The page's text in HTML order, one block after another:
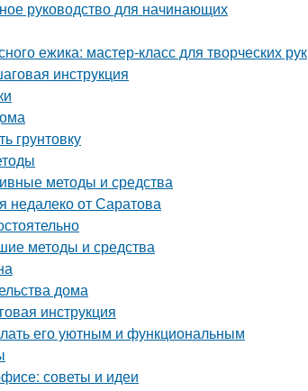
руководство для начинающих
ежика: мастер-класс для творческих рук
инструкция
грунтовку
методы и средства
недалеко от Саратова
методы и средства
дома
инструкция
его уютным и функциональным
советы и идеи